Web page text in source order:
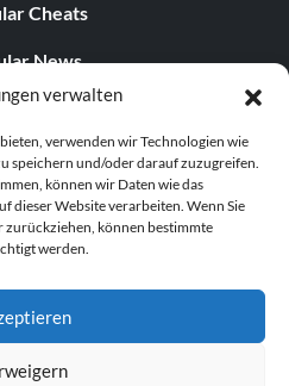
verwalten
verwenden wir Technologien wie
speichern und/oder darauf zuzugreifen.
können wir Daten wie das
dieser Website verarbeiten. Wenn Sie
können bestimmte
werden.
Cheats
News
Editorials
Free Games
UPDATES